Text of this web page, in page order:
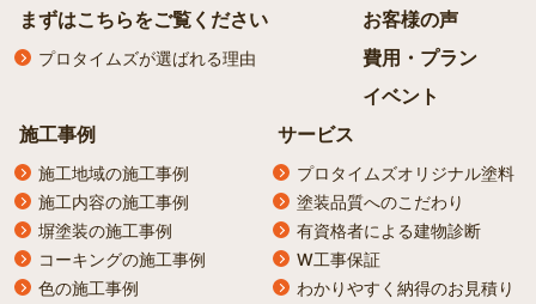
まずはこちらをご覧ください
プロタイムズが選ばれる理由
お客様の声
費用・プラン
イベント
施工事例
施工地域の施工事例
施工内容の施工事例
塀塗装の施工事例
コーキングの施工事例
色の施工事例
サービス
プロタイムズオリジナル塗料
塗装品質へのこだわり
有資格者による建物診断
W工事保証
わかりやすく納得のお見積り